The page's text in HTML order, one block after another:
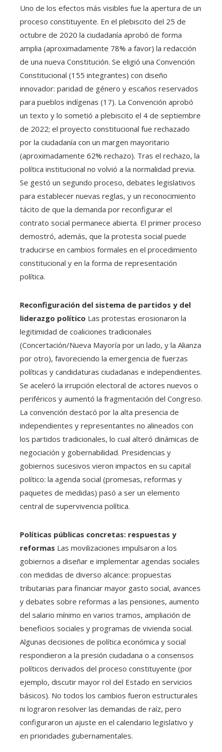
Uno de los efectos más visibles fue la apertura de un
proceso constituyente. En el plebiscito del 25 de
octubre de 2020 la ciudadanía aprobó de forma
amplia (aproximadamente 78% a favor) la redacción
de una nueva Constitución. Se eligió una Convención
Constitucional (155 integrantes) con diseño
innovador: paridad de género y escaños reservados
para pueblos indígenas (17). La Convención aprobó
un texto y lo sometió a plebiscito el 4 de septiembre
de 2022; el proyecto constitucional fue rechazado
por la ciudadanía con un margen mayoritario
(aproximadamente 62% rechazo). Tras el rechazo, la
política institucional no volvió a la normalidad previa.
Se gestó un segundo proceso, debates legislativos
para establecer nuevas reglas, y un reconocimiento
tácito de que la demanda por reconfigurar el
contrato social permanece abierta. El primer proceso
demostró, además, que la protesta social puede
traducirse en cambios formales en el procedimiento
constitucional y en la forma de representación
política.
Reconfiguración del sistema de partidos y del
liderazgo político Las protestas erosionaron la
legitimidad de coaliciones tradicionales
(Concertación/Nueva Mayoría por un lado, y la Alianza
por otro), favoreciendo la emergencia de fuerzas
políticas y candidaturas ciudadanas e independientes.
Se aceleró la irrupción electoral de actores nuevos o
periféricos y aumentó la fragmentación del Congreso.
La convención destacó por la alta presencia de
independientes y representantes no alineados con
los partidos tradicionales, lo cual alteró dinámicas de
negociación y gobernabilidad. Presidencias y
gobiernos sucesivos vieron impactos en su capital
político: la agenda social (promesas, reformas y
paquetes de medidas) pasó a ser un elemento
central de supervivencia política.
Políticas públicas concretas: respuestas y
reformas Las movilizaciones impulsaron a los
gobiernos a diseñar e implementar agendas sociales
con medidas de diverso alcance: propuestas
tributarias para financiar mayor gasto social, avances
y debates sobre reformas a las pensiones, aumento
del salario mínimo en varios tramos, ampliación de
beneficios sociales y programas de vivienda social.
Algunas decisiones de política económica y social
respondieron a la presión ciudadana o a consensos
políticos derivados del proceso constituyente (por
ejemplo, discutir mayor rol del Estado en servicios
básicos). No todos los cambios fueron estructurales
ni lograron resolver las demandas de raíz, pero
configuraron un ajuste en el calendario legislativo y
en prioridades gubernamentales.